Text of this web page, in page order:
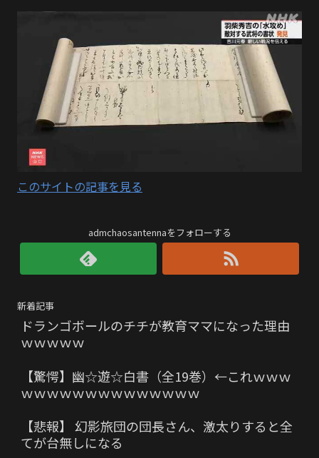
このサイトの記事を見る
admchaosantennaをフォローする
新着記事
ドランゴボールのチチが教育ママになった理由
ｗｗｗｗｗ
【驚愕】幽☆遊☆白書（全19巻）←これｗｗｗ
ｗｗｗｗｗｗｗｗｗｗｗｗｗｗ
【悲報】 幻影旅団の団長さん、激太りすると全
てが台無しになる